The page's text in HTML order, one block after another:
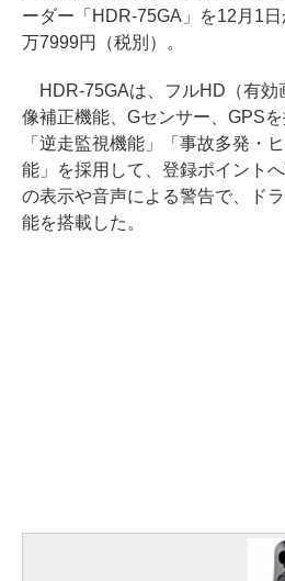
ーダー「HDR-75GA」を12月1
万7999円（税別）。
HDR-75GAは、フルHD（有効
像補正機能、Gセンサー、GPSを
「逆走監視機能」「事故多発・
能」を採用して、登録ポイント
の表示や音声による警告で、ド
能を搭載した。